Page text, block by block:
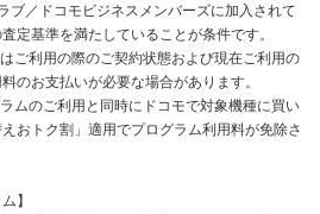
ブ／ドコモビジネスメンバーズに加入されて
定基準を満たしていることが条件です。
ご利用の際のご契約状態および現在ご利用の
のお支払いが必要な場合があります。
ムのご利用と同時にドコモで対象機種に買い
おトク割」適用でプログラム利用料が免除さ
】